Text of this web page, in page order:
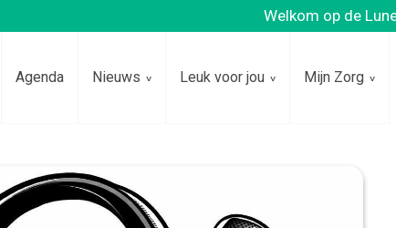
Welkom op de
Agenda Nieuws Leuk voor jou Mijn Zorg